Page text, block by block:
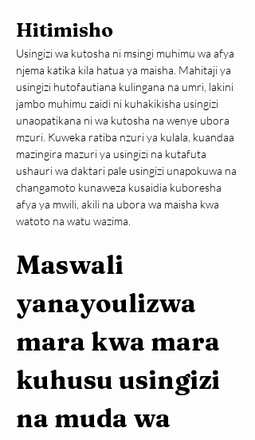
Hitimisho
Usingizi wa kutosha ni msingi muhimu wa afya
njema katika kila hatua ya maisha. Mahitaji ya
usingizi hutofautiana kulingana na umri, lakini
jambo muhimu zaidi ni kuhakikisha usingizi
unaopatikana ni wa kutosha na wenye ubora
mzuri. Kuweka ratiba nzuri ya kulala, kuandaa
mazingira mazuri ya usingizi na kutafuta
ushauri wa daktari pale usingizi unapokuwa na
changamoto kunaweza kusaidia kuboresha
afya ya mwili, akili na ubora wa maisha kwa
watoto na watu wazima.
Maswali
yanayoulizwa
mara kwa mara
kuhusu usingizi
na muda wa